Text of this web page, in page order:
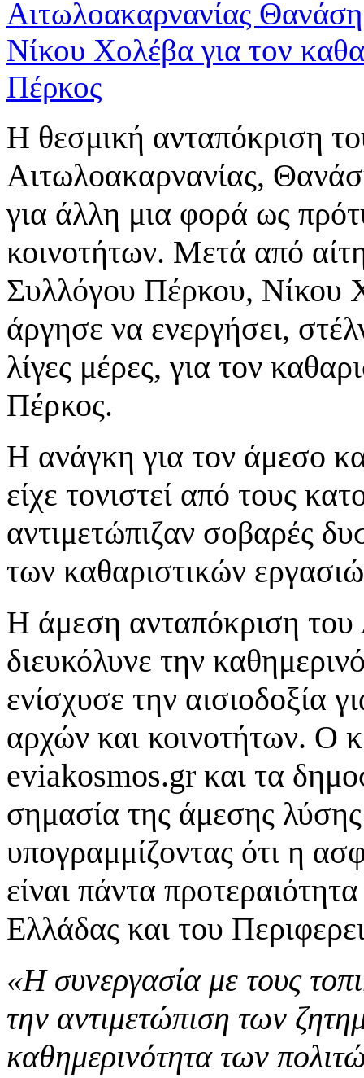
Η θεσμική ανταπόκριση
Αιτωλοακαρνανίας,
για άλλη μια φορά ως
κοινοτήτων. Μετά από
Συλλόγου Πέρκου, Νίκου
άργησε να ενεργήσει,
λίγες μέρες, για τον
Πέρκος.
Η ανάγκη για τον άμεσο
είχε τονιστεί από τους
αντιμετώπιζαν σοβαρές
των καθαριστικών
Η άμεση ανταπόκριση του
διευκόλυνε την
ενίσχυσε την αισιοδοξία
αρχών και κοινοτήτων. Ο
eviakosmos.gr και τα
σημασία της άμεσης
υπογραμμίζοντας ότι η
είναι πάντα
Ελλάδας και του
«Η συνεργασία με τους
την αντιμετώπιση των
καθημερινότητα των